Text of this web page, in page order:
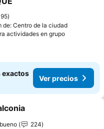
de: Centro de la ciudad
actividades en grupo
exactos
Ver precios
a favoritos
224